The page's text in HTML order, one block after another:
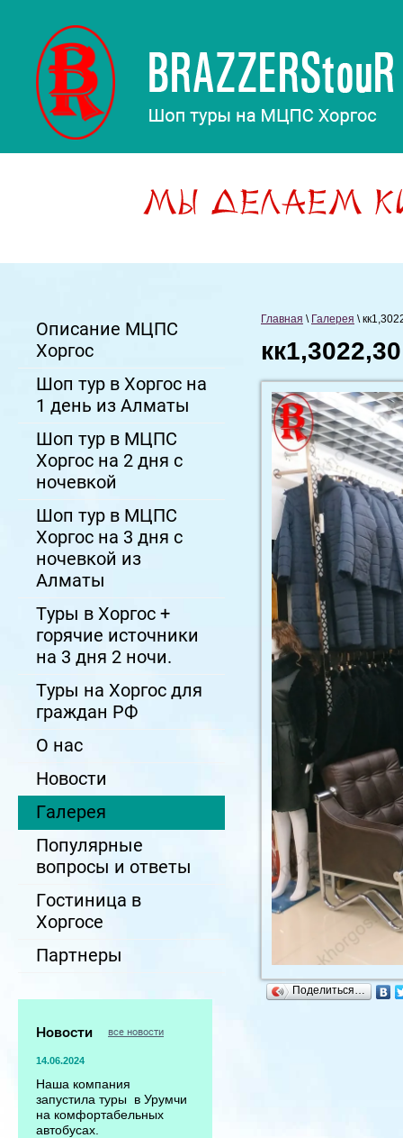
Описание МЦПС
Хоргос
Шоп тур в Хоргос на
1 день из Алматы
Шоп тур в МЦПС
Хоргос на 2 дня с
ночевкой
Шоп тур в МЦПС
Хоргос на 3 дня с
ночевкой из
Алматы
Туры в Хоргос +
горячие источники
на 3 дня 2 ночи.
Туры на Хоргос для
граждан РФ
О нас
Новости
Галерея
Популярные
вопросы и ответы
Гостиница в
Хоргосе
Партнеры
Новости все новости
14.06.2024
Наша компания
запустила туры в Урумчи
на комфортабельных
автобусах.
Главная \ Галерея \
кк1,3022,30
Поделиться…